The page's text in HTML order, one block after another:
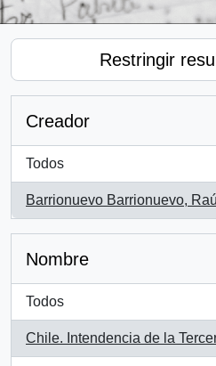
Restringir
Creador
Todos
Barrionuevo Barrionuevo, Raúl
, 1 resultados
Nombre
Todos
Chile. Intendencia de la
, 1 resultados